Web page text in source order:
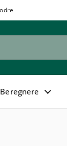
Beregnere